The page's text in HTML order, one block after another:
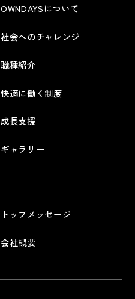
OWNDAYSについて
社会へのチャレンジ
職種紹介
快適に働く制度
成長支援
ギャラリー
トップメッセージ
会社概要